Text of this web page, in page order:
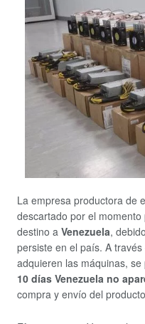
La empresa productora de
descartado por el
destino a Venezuela,
persiste en el país. A
adquieren las máquinas,
10 días Venezuela no
compra y envío del